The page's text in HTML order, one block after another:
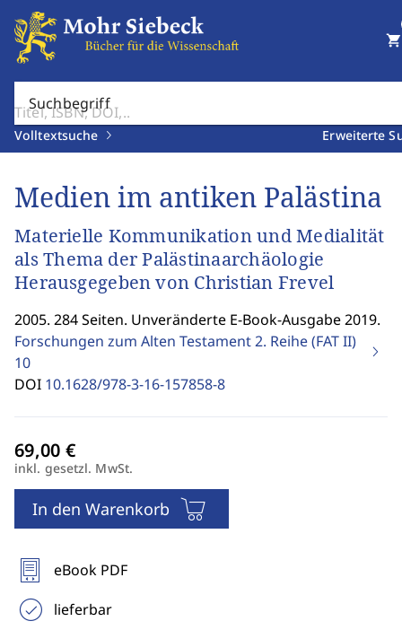
Suchbegriff
Volltextsuche Erweiterte
shopping_cart
Medien im antiken Palästina
Materielle Kommunikation und Medialität
als Thema der Palästinaarchäologie
Herausgegeben von Christian Frevel
2005. 284 Seiten. Unveränderte E-Book-Ausgabe 2019.
Forschungen zum Alten Testament 2. Reihe (FAT II)
10
DOI 10.1628/978-3-16-157858-8
inkl. gesetzl. MwSt.
In den Warenkorb
eBook PDF
lieferbar